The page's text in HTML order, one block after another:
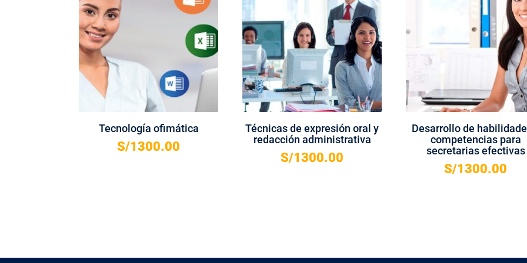
Tecnología ofimática
S/1300.00
Técnicas de expresión oral y
redacción administrativa
S/1300.00
Desarrollo de
competencias para
secretarias efectivas
S/1300.00